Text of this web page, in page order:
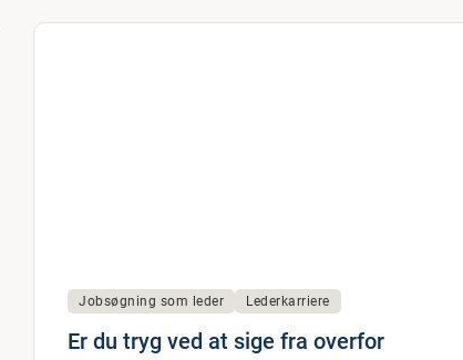
Jobsøgning som leder Lederkarriere
Er du tryg ved at sige fra overfor